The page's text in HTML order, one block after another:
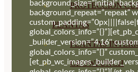
PROTECCIÓN
PLANTAS
PLANTAS
GROWPUNCH
background_size=”initial”
background_repeat=”repeat”
_builder_version=”4.16″
global_colors_info=”{}”
[et_pb_wc_images